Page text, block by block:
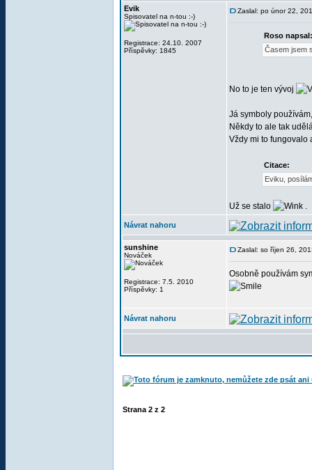
Evik
Spisovatel na n-tou :-)
Registrace: 24.10. 2007
Příspěvky: 1845
Zaslal: po únor 22,
Roso napsal:
Časem jsem
No to je ten vývoj
Já symboly
Někdy to ale tak
Vždy mi to fungovalo
Citace:
Eviku,
Už se stalo .
Návrat nahoru
sunshine
Nováček
Registrace: 7.5. 2010
Příspěvky: 1
Zaslal: so říjen 26,
Osobně používám
Návrat nahoru
Strana 2 z 2